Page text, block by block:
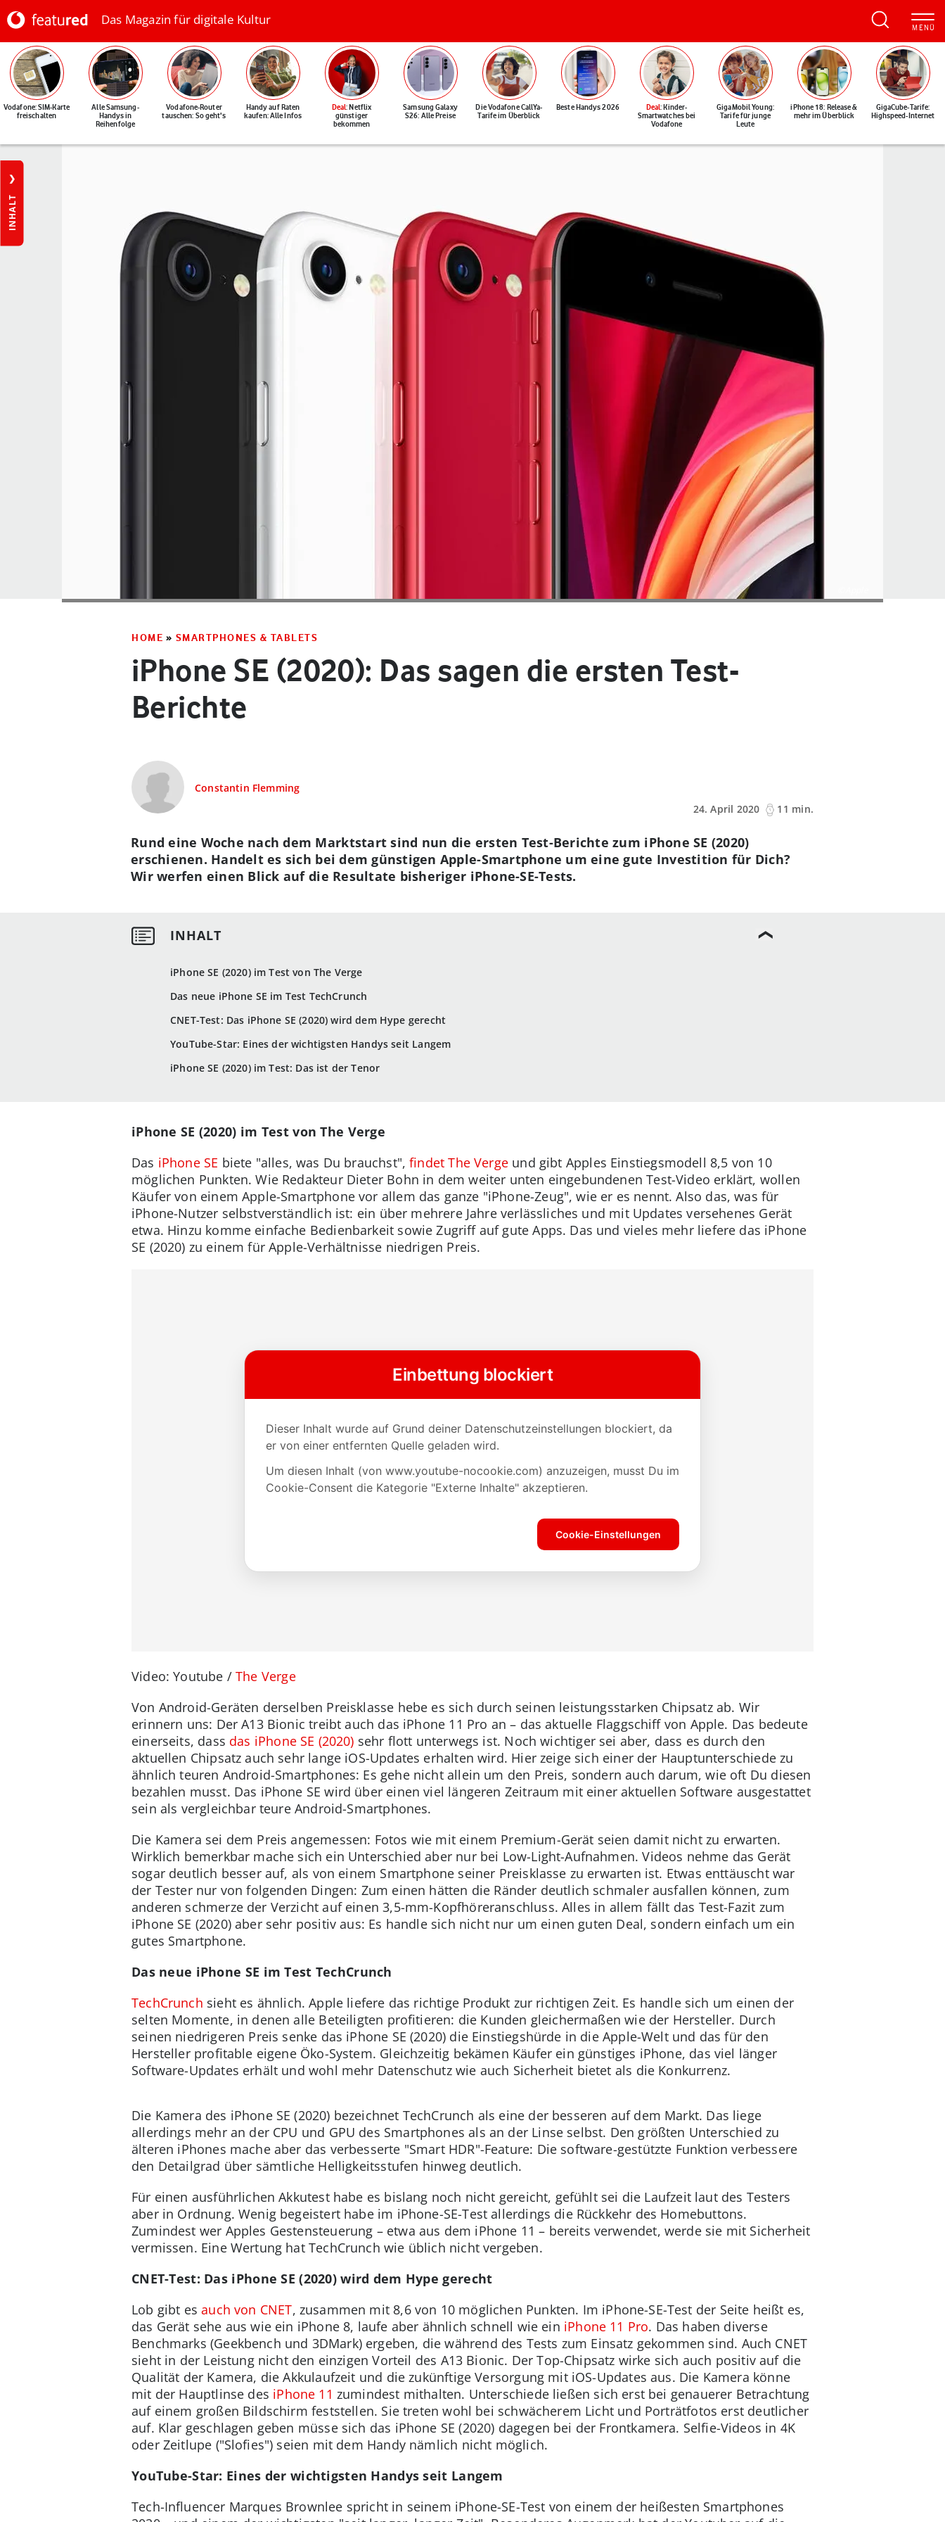
Das Magazin für digitale Kultur
Vodafone: SIM-Karte
freischalten
Alle Samsung-
Handys in
Reihenfolge
Vodafone-Router
tauschen: So geht's
Handy auf Raten
kaufen: Alle Infos
Deal: Netflix
günstiger
bekommen
Samsung Galaxy
S26: Alle Preise
Die Vodafone CallYa-
Tarife im Überblick
Beste Handys 2026 Deal: Kinder-
Smartwatches bei
Vodafone
GigaMobil Young:
Tarife für junge
Leute
iPhone 18: Release &
mehr im Überblick
GigaCube-Tarife:
Highspeed-Internet
INHALT
HOME » SMARTPHONES & TABLETS
iPhone SE (2020): Das sagen die ersten Test-
Berichte
Constantin Flemming
24. April 2020
11 min.
iPhone SE (2020) im Test von The Verge
Das neue iPhone SE im Test TechCrunch
CNET-Test: Das iPhone SE (2020) wird dem Hype gerecht
YouTube-Star: Eines der wichtigsten Handys seit Langem
iPhone SE (2020) im Test: Das ist der Tenor
Rund eine Woche nach dem Marktstart sind nun die ersten Test-Berichte zum iPhone SE (2020)
erschienen. Handelt es sich bei dem günstigen Apple-Smartphone um eine gute Investition für Dich?
Wir werfen einen Blick auf die Resultate bisheriger iPhone-SE-Tests.
iPhone SE (2020) im Test von The Verge
Das iPhone SE biete "alles, was Du brauchst",findet The Verge und gibt Apples Einstiegsmodell 8,5 von 10
möglichen Punkten. Wie Redakteur Dieter Bohn in dem weiter unten eingebundenen Test-Video erklärt, wollen
Käufer von einem Apple-Smartphone vor allem das ganze "iPhone-Zeug", wie er es nennt. Also das, was für
iPhone-Nutzer selbstverständlich ist: ein über mehrere Jahre verlässliches und mit Updates versehenes Gerät
etwa. Hinzu komme einfache Bedienbarkeit sowie Zugriff auf gute Apps. Das und vieles mehr liefere das iPhone
SE (2020) zu einem für Apple-Verhältnisse niedrigen Preis.
Video: Youtube /The Verge
Von Android-Geräten derselben Preisklasse hebe es sich durch seinen leistungsstarken Chipsatz ab. Wir
erinnern uns: Der A13 Bionic treibt auch das iPhone 11 Pro an – das aktuelle Flaggschiff von Apple. Das bedeute
einerseits, dass das iPhone SE (2020) sehr flott unterwegs ist. Noch wichtiger sei aber, dass es durch den
aktuellen Chipsatz auch sehr lange iOS-Updates erhalten wird. Hier zeige sich einer der Hauptunterschiede zu
ähnlich teuren Android-Smartphones: Es gehe nicht allein um den Preis, sondern auch darum, wie oft Du diesen
bezahlen musst. Das iPhone SE wird über einen viel längeren Zeitraum mit einer aktuellen Software ausgestattet
sein als vergleichbar teure Android-Smartphones.
Die Kamera sei dem Preis angemessen: Fotos wie mit einem Premium-Gerät seien damit nicht zu erwarten.
Wirklich bemerkbar mache sich ein Unterschied aber nur bei Low-Light-Aufnahmen. Videos nehme das Gerät
sogar deutlich besser auf, als von einem Smartphone seiner Preisklasse zu erwarten ist. Etwas enttäuscht war
der Tester nur von folgenden Dingen: Zum einen hätten die Ränder deutlich schmaler ausfallen können, zum
anderen schmerze der Verzicht auf einen 3,5-mm-Kopfhöreranschluss. Alles in allem fällt das Test-Fazit zum
iPhone SE (2020) aber sehr positiv aus: Es handle sich nicht nur um einen guten Deal, sondern einfach um ein
gutes Smartphone.
Das neue iPhone SE im Test TechCrunch
TechCrunch sieht es ähnlich. Apple liefere das richtige Produkt zur richtigen Zeit. Es handle sich um einen der
selten Momente, in denen alle Beteiligten profitieren: die Kunden gleichermaßen wie der Hersteller. Durch
seinen niedrigeren Preis senke das iPhone SE (2020) die Einstiegshürde in die Apple-Welt und das für den
Hersteller profitable eigene Öko-System. Gleichzeitig bekämen Käufer ein günstiges iPhone, das viel länger
Software-Updates erhält und wohl mehr Datenschutz wie auch Sicherheit bietet als die Konkurrenz.
Die Kamera des iPhone SE (2020) bezeichnet TechCrunch als eine der besseren auf dem Markt. Das liege
allerdings mehr an der CPU und GPU des Smartphones als an der Linse selbst. Den größten Unterschied zu
älteren iPhones mache aber das verbesserte "Smart HDR"-Feature: Die software-gestützte Funktion verbessere
den Detailgrad über sämtliche Helligkeitsstufen hinweg deutlich.
Für einen ausführlichen Akkutest habe es bislang noch nicht gereicht, gefühlt sei die Laufzeit laut des Testers
aber in Ordnung. Wenig begeistert habe im iPhone-SE-Test allerdings die Rückkehr des Homebuttons.
Zumindest wer Apples Gestensteuerung – etwa aus dem iPhone 11 – bereits verwendet, werde sie mit Sicherheit
vermissen. Eine Wertung hat TechCrunch wie üblich nicht vergeben.
CNET-Test: Das iPhone SE (2020) wird dem Hype gerecht
Lob gibt esauch von CNET, zusammen mit 8,6 von 10 möglichen Punkten. Im iPhone-SE-Test der Seite heißt es,
das Gerät sehe aus wie ein iPhone 8, laufe aber ähnlich schnell wie ein iPhone 11 Pro. Das haben diverse
Benchmarks (Geekbench und 3DMark) ergeben, die während des Tests zum Einsatz gekommen sind. Auch CNET
sieht in der Leistung nicht den einzigen Vorteil des A13 Bionic. Der Top-Chipsatz wirke sich auch positiv auf die
Qualität der Kamera, die Akkulaufzeit und die zukünftige Versorgung mit iOS-Updates aus. Die Kamera könne
mit der Hauptlinse des iPhone 11 zumindest mithalten. Unterschiede ließen sich erst bei genauerer Betrachtung
auf einem großen Bildschirm feststellen. Sie treten wohl bei schwächerem Licht und Porträtfotos erst deutlicher
auf. Klar geschlagen geben müsse sich das iPhone SE (2020) dagegen bei der Frontkamera. Selfie-Videos in 4K
oder Zeitlupe ("Slofies") seien mit dem Handy nämlich nicht möglich.
YouTube-Star: Eines der wichtigsten Handys seit Langem
Tech-Influencer Marques Brownlee spricht in seinem iPhone-SE-Test von einem der heißesten Smartphones